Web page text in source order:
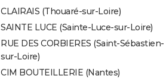
CLAIRAIS (Thouaré-sur-Loire)
SAINTE LUCE (Sainte-Luce-sur-Loire)
RUE DES CORBIERES (Saint-Sébastien-
sur-Loire)
CIM BOUTEILLERIE (Nantes)